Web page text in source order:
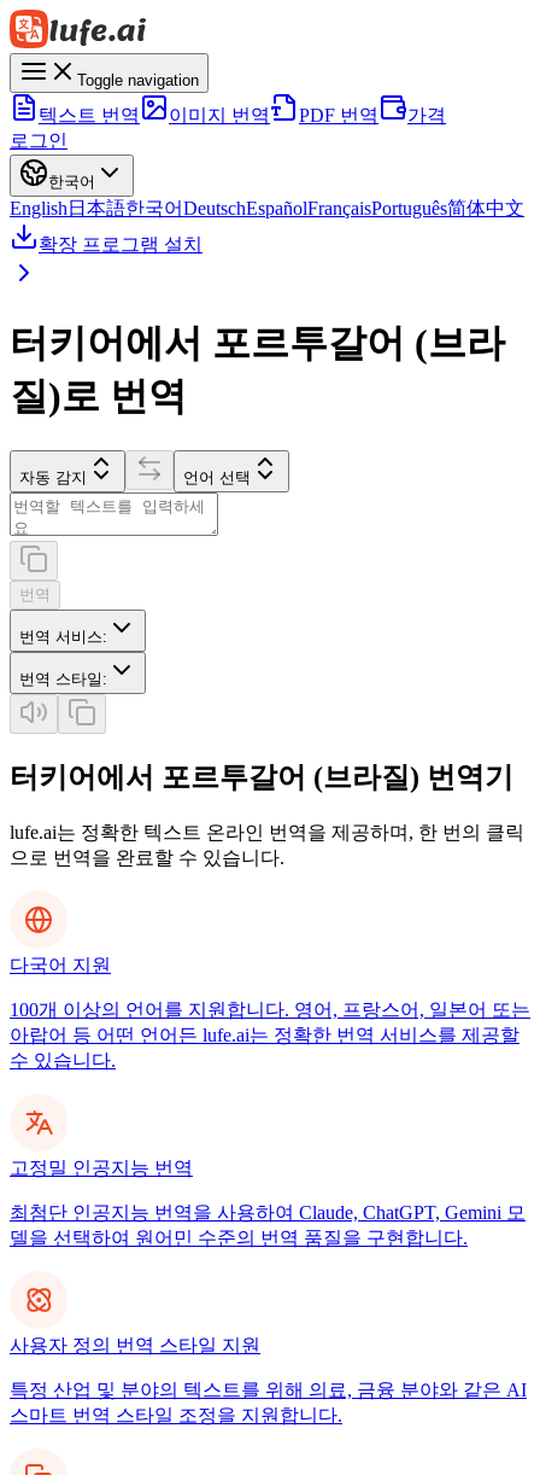
Toggle navigation
텍스트 번역 이미지 번역 PDF 번역
가격
로그인
한국어
English 日本語한국어DeutschEspañolFrançaisPortuguês简体中文
확장 프로그램 설치
터키어에서 포르투갈어 (브라
질)로 번역
자동 감지 언어 선택
번역
번역 서비스:
번역 스타일 :
터키어에서 포르투갈어 (브라질) 번역기
lufe.ai는 정확한 텍스트 온라인 번역을 제공하며, 한 번의 클릭
으로 번역을 완료할 수 있습니다.
다국어 지원
100개 이상의 언어를 지원합니다. 영어, 프랑스어, 일본어 또는
아랍어 등 어떤 언어든 lufe.ai는 정확한 번역 서비스를 제공할
수 있습니다.
고정밀 인공지능 번역
최첨단 인공지능 번역을 사용하여 Claude, ChatGPT, Gemini 모
델을 선택하여 원어민 수준의 번역 품질을 구현합니다.
사용자 정의 번역 스타일 지원
특정 산업 및 분야의 텍스트를 위해 의료, 금융 분야와 같은 AI
스마트 번역 스타일 조정을 지원합니다.